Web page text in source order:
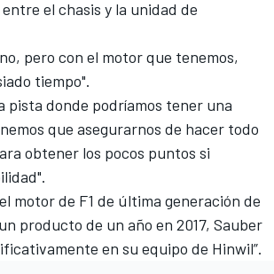
el chasis y la unidad de
pero con el motor que tenemos,
tiempo".
pista donde podríamos tener una
que asegurarnos de hacer todo
obtener los pocos puntos si
motor de F1 de última generación de
producto de un año en 2017, Sauber
en su equipo de Hinwil”.